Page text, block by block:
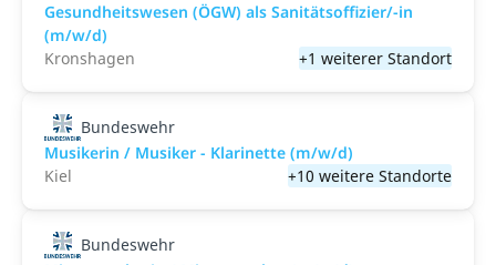
Gesundheitswesen (ÖGW) als Sanitätsoffizier/-in
(m/w/d)
Kronshagen
+1 weiterer Standort
Bundeswehr
Musikerin / Musiker - Klarinette (m/w/d)
Kiel
+10 weitere Standorte
Bundeswehr